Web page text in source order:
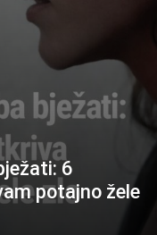
6
potajno žele